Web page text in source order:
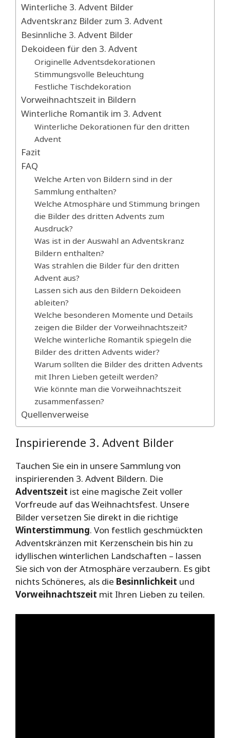
Winterliche 3. Advent Bilder
Adventskranz Bilder zum 3. Advent
Besinnliche 3. Advent Bilder
Dekoideen für den 3. Advent
Originelle Adventsdekorationen
Stimmungsvolle Beleuchtung
Festliche Tischdekoration
Vorweihnachtszeit in Bildern
Winterliche Romantik im 3. Advent
Winterliche Dekorationen für den dritten
Advent
Fazit
FAQ
Welche Arten von Bildern sind in der
Sammlung enthalten?
Welche Atmosphäre und Stimmung bringen
die Bilder des dritten Advents zum
Ausdruck?
Was ist in der Auswahl an Adventskranz
Bildern enthalten?
Was strahlen die Bilder für den dritten
Advent aus?
Lassen sich aus den Bildern Dekoideen
ableiten?
Welche besonderen Momente und Details
zeigen die Bilder der Vorweihnachtszeit?
Welche winterliche Romantik spiegeln die
Bilder des dritten Advents wider?
Warum sollten die Bilder des dritten Advents
mit Ihren Lieben geteilt werden?
Wie könnte man die Vorweihnachtszeit
zusammenfassen?
Quellenverweise
Inspirierende 3. Advent Bilder
Tauchen Sie ein in unsere Sammlung von
inspirierenden 3. Advent Bildern. Die
Adventszeit ist eine magische Zeit voller
Vorfreude auf das Weihnachtsfest. Unsere
Bilder versetzen Sie direkt in die richtige
Winterstimmung. Von festlich geschmückten
Adventskränzen mit Kerzenschein bis hin zu
idyllischen winterlichen Landschaften – lassen
Sie sich von der Atmosphäre verzaubern. Es gibt
nichts Schöneres, als die Besinnlichkeit und
Vorweihnachtszeit mit Ihren Lieben zu teilen.